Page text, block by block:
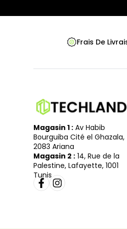
Frais De
Magasin 1 : Av Habib
Bourguiba Cité el Ghazala,
2083 Ariana
Magasin 2 : 14, Rue de la
Palestine, Lafayette, 1001
Tunis